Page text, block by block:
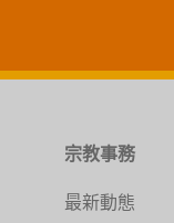
宗教事務
最新動態